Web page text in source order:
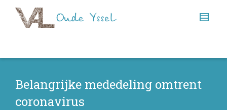
Belangrijke mededeling omtrent
coronavirus